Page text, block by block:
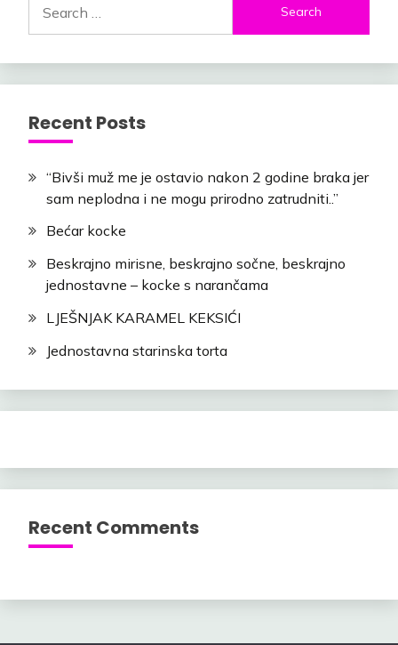
for:
Recent Posts
“Bivši muž me je ostavio nakon 2 godine braka jer
sam neplodna i ne mogu prirodno zatrudniti..”
Bećar kocke
Beskrajno mirisne, beskrajno sočne, beskrajno
jednostavne – kocke s narančama
LJEŠNJAK KARAMEL KEKSIĆI
Jednostavna starinska torta
Recent Comments